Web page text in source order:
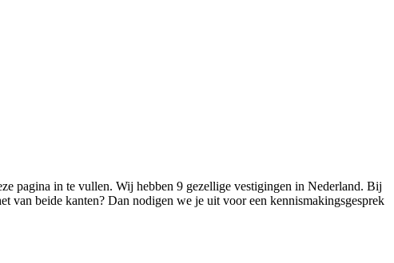
pagina in te vullen. Wij hebben 9 gezellige vestigingen in Nederland. Bij
beide kanten? Dan nodigen we je uit voor een kennismakingsgesprek